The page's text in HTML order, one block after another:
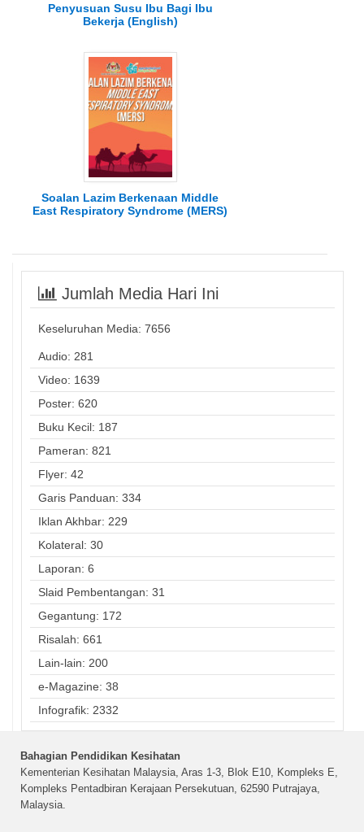
Penyusuan Susu Ibu Bagi Ibu
Bekerja (English)
Soalan Lazim Berkenaan Middle
East Respiratory Syndrome (MERS)
Jumlah Media Hari Ini
Keseluruhan Media: 7656
Audio: 281
Video: 1639
Poster: 620
Buku Kecil: 187
Pameran: 821
Flyer: 42
Garis Panduan: 334
Iklan Akhbar: 229
Kolateral: 30
Laporan: 6
Slaid Pembentangan: 31
Gegantung: 172
Risalah: 661
Lain-lain: 200
e-Magazine: 38
Infografik: 2332
Bahagian Pendidikan Kesihatan
Kementerian Kesihatan Malaysia, Aras 1-3, Blok E10, Kompleks E,
Kompleks Pentadbiran Kerajaan Persekutuan, 62590 Putrajaya,
Malaysia.